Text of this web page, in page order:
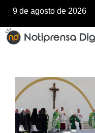
9 de agosto de 2026